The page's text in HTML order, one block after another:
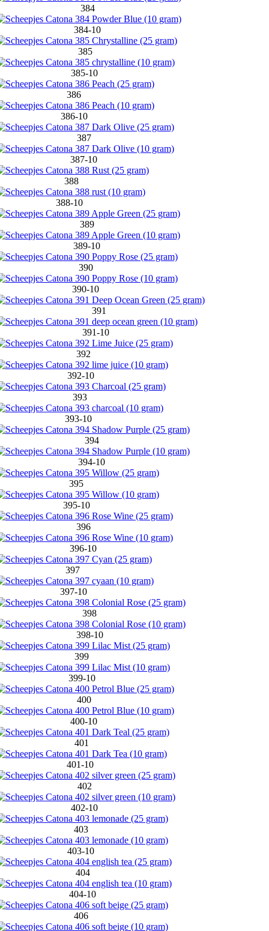
384
384-10
385
385-10
386
386-10
387
387-10
388
388-10
389
389-10
390
390-10
391
391-10
392
392-10
393
393-10
394
394-10
395
395-10
396
396-10
397
397-10
398
398-10
399
399-10
400
400-10
401
401-10
402
402-10
403
403-10
404
404-10
406